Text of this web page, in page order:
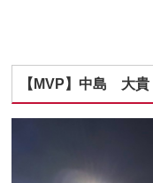
【MVP】中島 大貴